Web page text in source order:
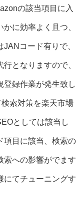
の該当項目に入
に効率よく且つ、
コード有りで、
となりますので、
登録作業が発生致し
索対策を楽天市場
としては該当し
項目に該当、検索の
索への影響がでます
にてチューニングす